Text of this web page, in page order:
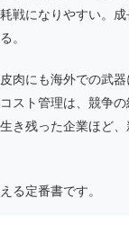
戦になりやすい。
。
肉にも海外での武
スト管理は、競争
き残った企業ほど
る定番書です。